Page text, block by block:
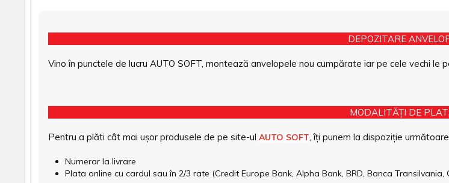
DEPOZITARE
Vino în punctele de lucru AUTO SOFT, montează anvelopele nou cumpărate iar pe cele vechi le
MODALITĂȚI DE
Pentru a plăti cât mai ușor produsele de pe site-ul AUTO SOFT, îți punem la dispoziție
Numerar la livrare
Plata online cu cardul sau în 2/3 rate (Credit Europe Bank, Alpha Bank, BRD, Banca Transilvania,